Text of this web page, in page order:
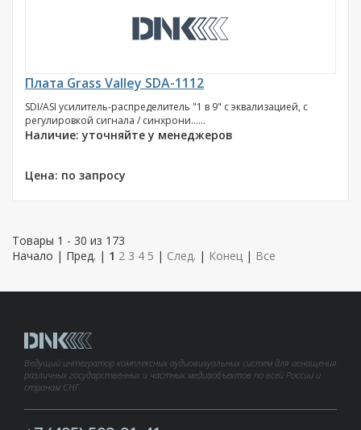
Плата Grass Valley SDA-1112
SDI/ASI усилитель-распределитель "1 в 9" с эквализацией, с
регулировкой сигнала / синхрони......
Наличие: уточняйте у менеджеров
Цена: по запросу
Товары 1 - 30 из 173
Начало | Пред. | 1 2 3 4 5 | След. | Конец | Все
Ведущий интегратор комплексных аудиовизуальных систем для оснащения
различных государственных и частных медиаобъектов по всей России и
странам СНГ.